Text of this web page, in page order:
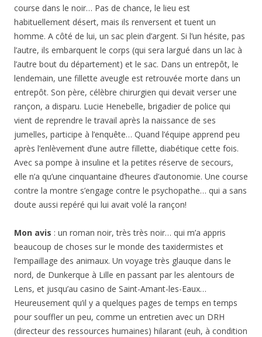
course dans le noir… Pas de chance, le lieu est
habituellement désert, mais ils renversent et tuent un
homme. A côté de lui, un sac plein d’argent. Si l’un hésite, pas
l’autre, ils embarquent le corps (qui sera largué dans un lac à
l’autre bout du département) et le sac. Dans un entrepôt, le
lendemain, une fillette aveugle est retrouvée morte dans un
entrepôt. Son père, célèbre chirurgien qui devait verser une
rançon, a disparu. Lucie Henebelle, brigadier de police qui
vient de reprendre le travail après la naissance de ses
jumelles, participe à l’enquête… Quand l’équipe apprend peu
après l’enlèvement d’une autre fillette, diabétique cette fois.
Avec sa pompe à insuline et la petites réserve de secours,
elle n’a qu’une cinquantaine d’heures d’autonomie. Une course
contre la montre s’engage contre le psychopathe… qui a sans
doute aussi repéré qui lui avait volé la rançon!
Mon avis : un roman noir, très très noir… qui m’a appris
beaucoup de choses sur le monde des taxidermistes et
l’empaillage des animaux. Un voyage très glauque dans le
nord, de Dunkerque à Lille en passant par les alentours de
Lens, et jusqu’au casino de Saint-Amant-les-Eaux…
Heureusement qu’il y a quelques pages de temps en temps
pour souffler un peu, comme un entretien avec un DRH
(directeur des ressources humaines) hilarant (euh, à condition